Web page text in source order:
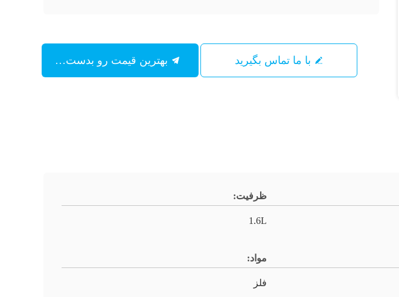
با ما تماس بگیرید
ظرفیت:
1.6L
مواد:
فلز